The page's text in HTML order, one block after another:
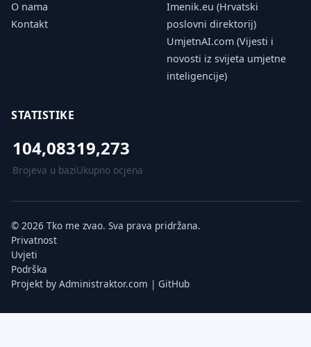
O nama
Kontakt
Imenik.eu (Hrvatski
poslovni direktorij)
UmjetnAI.com (Vijesti i
novosti iz svijeta umjetne
inteligencije)
STATISTIKE
104,083
Brojeva u bazi
19,273
Ukupno ocjena
© 2026 Tko me zvao. Sva prava pridržana.
Privatnost
Uvjeti
Podrška
Projekt by Administraktor.com | GitHub